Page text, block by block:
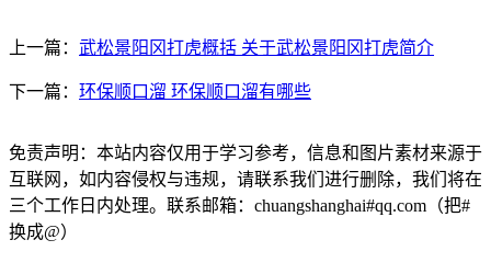
上一篇： 武松景阳冈打虎概括 关于武松景阳冈打虎简介
下一篇： 环保顺口溜 环保顺口溜有哪些
免责声明：本站内容仅用于学习参考，信息和图片素材来源于
互联网，如内容侵权与违规，请联系我们进行删除，我们将在
三个工作日内处理。联系邮箱：chuangshanghai#qq.com（把#
换成@）